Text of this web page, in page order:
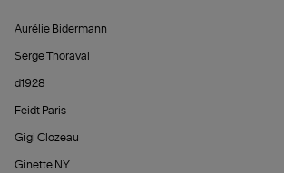
Aurélie Bidermann
Serge Thoraval
d1928
Feidt Paris
Gigi Clozeau
Ginette NY